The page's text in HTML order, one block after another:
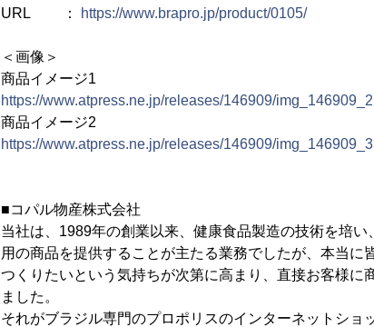
URL ：
https://www.brapro.jp/product/0105/
＜画像＞
商品イメージ1
https://www.atpress.ne.jp/releases/146909/
商品イメージ2
https://www.atpress.ne.jp/releases/146909/
■コパル物産株式会社
当社は、1989年の創業以来、健康食品製造の技術を培
用の商品を提供することが主たる業務でしたが、本当に
つくりたいという気持ちが次第に高まり、直接お客様
ました。
それがブラジル専門のプロポリスのインターネットシ